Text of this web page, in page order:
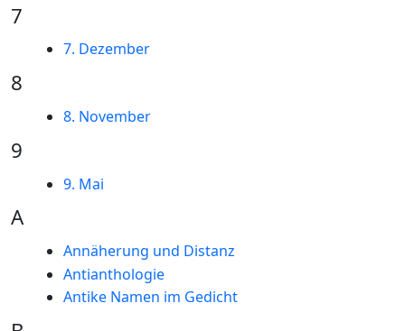
7
7. Dezember
8
8. November
9
9. Mai
A
Annäherung und Distanz
Antianthologie
Antike Namen im Gedicht